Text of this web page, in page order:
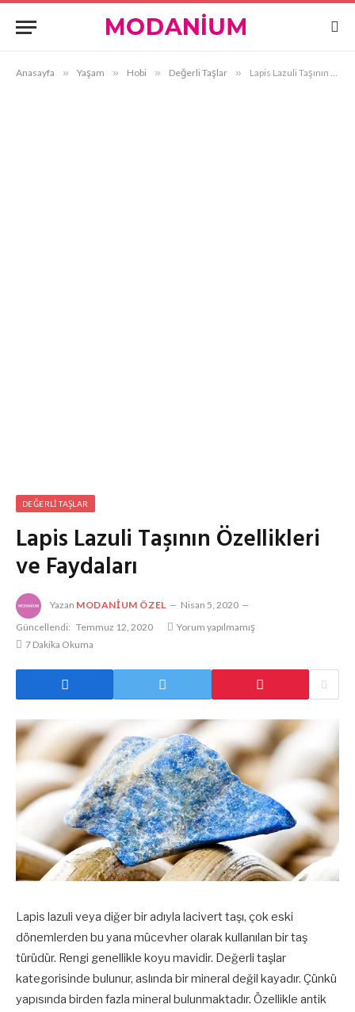
Anasayfa » Yaşam » Hobi » Değerli Taşlar » Lapis Lazuli Taşının Özellikleri ve Faydaları
DEĞERLI TAŞLAR
Lapis Lazuli Taşının Özellikleri
ve Faydaları
Yazan MODANIUM ÖZEL
Nisan 5, 2020
Güncellendi: Temmuz 12, 2020
Yorum yapılmamış
7 Dakika Okuma
Lapis lazuli veya diğer bir adıyla lacivert taşı, çok eski
dönemlerden bu yana mücevher olarak kullanılan bir taş
türüdür. Rengi genellikle koyu mavidir. Değerli taşlar
kategorisinde bulunur, aslında bir mineral değil kayadır. Çünkü
yapısında birden fazla mineral bulunmaktadır. Özellikle antik